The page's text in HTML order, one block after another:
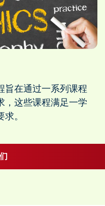
旨在通过一系列课程
，这些课程满足一学
。